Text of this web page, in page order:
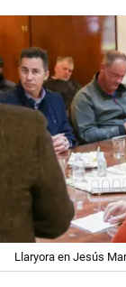
Llaryora en Jesús